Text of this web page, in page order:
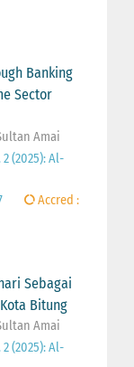
Banking
Sector
Amai
(2025): Al-
Accred :
Sebagai
Bitung
Amai
(2025): Al-